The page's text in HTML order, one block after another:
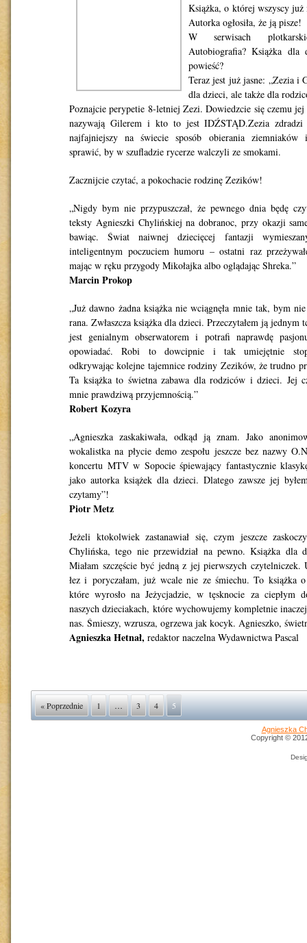
Książka, o której wszyscy
Autorka ogłosiła, że ją pisze!
W serwisach
Autobiografia? Książka dla
powieść?
Teraz jest już jasne: „Zezia i
dla dzieci, ale także dla
Poznajcie perypetie 8-letniej Zezi. Dowiedzcie się czemu jej
nazywają Gilerem i kto to jest IDŹSTĄD.Zezia zdradzi
najfajniejszy na świecie sposób obierania
sprawić, by w szufladzie rycerze walczyli ze smokami.
Zacznijcie czytać, a pokochacie rodzinę Zezików!
„Nigdy bym nie przypuszczał, że pewnego dnia będę
teksty Agnieszki Chylińskiej na dobranoc, przy okazji
bawiąc. Świat naiwnej dziecięcej fantazji
inteligentnym poczuciem humoru – ostatni raz
mając w ręku przygody Mikołajka albo oglądając Shreka.”
Marcin Prokop
„Już dawno żadna książka nie wciągnęła mnie tak, bym
rana. Zwłaszcza książka dla dzieci. Przeczytałem ją jednym
jest genialnym obserwatorem i potrafi naprawdę
opowiadać. Robi to dowcipnie i tak umiejętnie
odkrywając kolejne tajemnice rodziny Zezików, że trudno
Ta książka to świetna zabawa dla rodziców i dzieci. Jej
mnie prawdziwą przyjemnością.”
Robert Kozyra
„Agnieszka zaskakiwała, odkąd ją znam. Jako
wokalistka na płycie demo zespołu jeszcze bez nazwy
koncertu MTV w Sopocie śpiewający fantastycznie
jako autorka książek dla dzieci. Dlatego zawsze jej
czytamy”!
Piotr Metz
Jeżeli ktokolwiek zastanawiał się, czym jeszcze
Chylińska, tego nie przewidział na pewno. Książka dla
Miałam szczęście być jedną z jej pierwszych czytelniczek.
łez i poryczałam, już wcale nie ze śmiechu. To książka
które wyrosło na Jeżycjadzie, w tęsknocie za ciepłym
naszych dzieciakach, które wychowujemy kompletnie
nas. Śmieszy, wzrusza, ogrzewa jak kocyk. Agnieszko,
Agnieszka Hetnał, redaktor naczelna Wydawnictwa Pascal
« Poprzednie 1 … 3 4 5
Agnieszka
Copyright ©